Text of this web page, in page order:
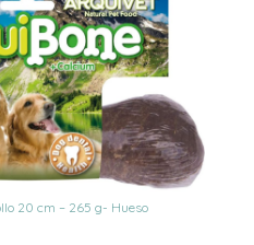
20 cm – 265 g- Hueso